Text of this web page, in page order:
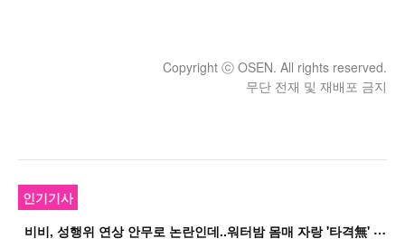
Copyright ⓒ OSEN. All rights reserved.
무단 전재 및 재배포 금지
인기기사
비
비, 성행위 연상 안무로 논란인데..워터밤 몸매 자랑 '타격無' 근황